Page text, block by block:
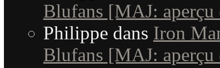
Blufans [MAJ: aperçu
Philippe dans Iron
Blufans [MAJ: aperçu